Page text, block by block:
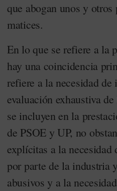
que abogan unos y otros
matices.
En lo que se refiere a la
hay una coincidencia
refiere a la necesidad de
evaluación exhaustiva
se incluyen en la
de PSOE y UP, no
explícitas a la necesidad
por parte de la industria
abusivos y a la